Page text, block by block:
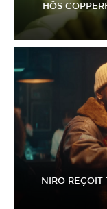
HÖS
NIRO REÇOIT